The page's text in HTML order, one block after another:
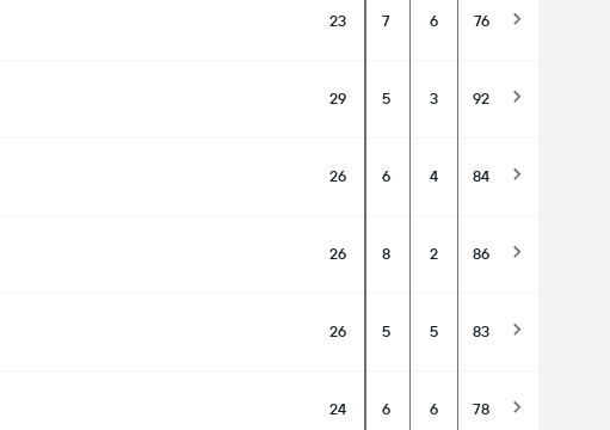
23 7 6 76
29 5 3 92
26 6 4 84
26 8 2 86
26 5 5 83
24 6 6 78